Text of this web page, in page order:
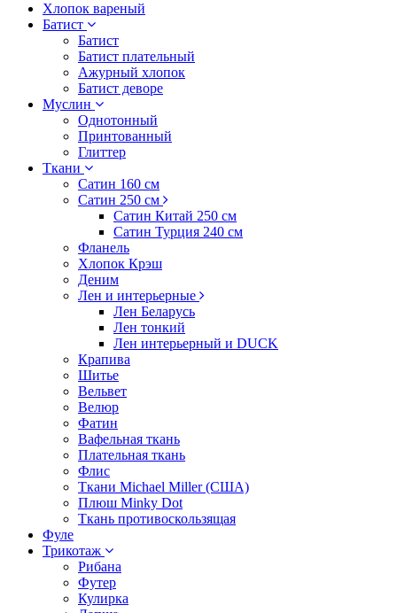
Хлопок вареный
Батист
Батист
Батист плательный
Ажурный хлопок
Батист деворе
Муслин
Однотонный
Принтованный
Глиттер
Ткани
Сатин 160 см
Сатин 250 см
Сатин Китай 250 см
Сатин Турция 240 см
Фланель
Хлопок Крэш
Деним
Лен и интерьерные
Лен Беларусь
Лен тонкий
Лен интерьерный и DUCK
Крапива
Шитье
Вельвет
Велюр
Фатин
Вафельная ткань
Плательная ткань
Флис
Ткани Michael Miller (США)
Плюш Minky Dot
Ткань противоскользящая
Фуле
Трикотаж
Рибана
Футер
Кулирка